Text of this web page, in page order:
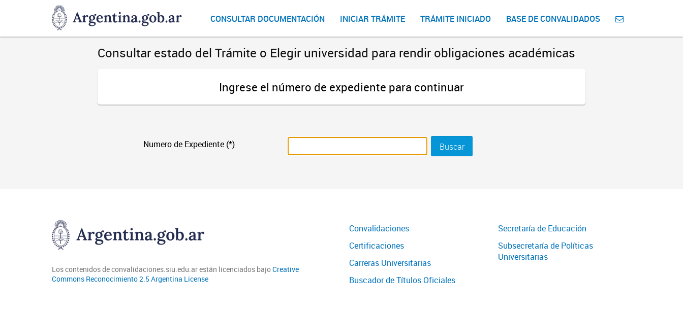
DNGU
Dirección
Nacional
CONSULTAR DOCUMENTACIÓN INICIAR TRÁMITE TRÁMITE INICIADO BASE DE CONVALIDADOS
Consultar estado del Trámite o Elegir universidad para rendir obligaciones académicas
Ingrese el número de expediente para continuar
Numero de Expediente (*) Buscar
Los contenidos de convalidaciones.siu.edu.ar están licenciados bajoCreative
Commons Reconocimiento 2.5 Argentina License
Convalidaciones
Certificaciones
Carreras Universitarias
Buscador de Títulos Oficiales
Secretaría de Educación
Subsecretaría de Políticas
Universitarias